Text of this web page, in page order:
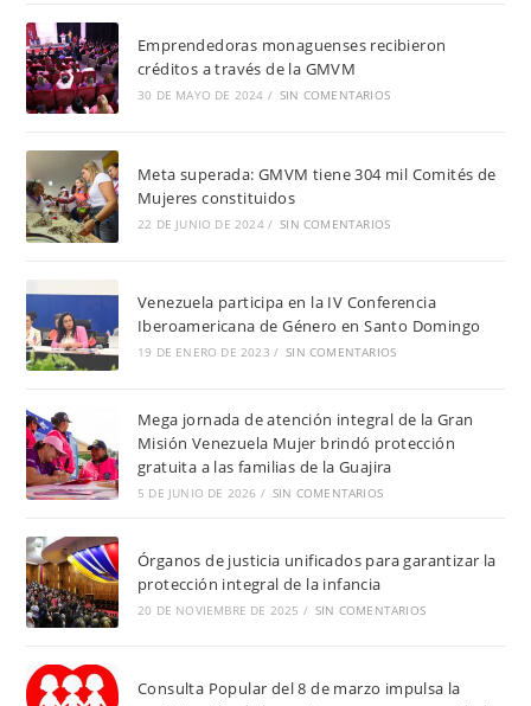
Emprendedoras monaguenses recibieron
créditos a través de la GMVM
30 DE MAYO DE 2024 / SIN COMENTARIOS
Meta superada: GMVM tiene 304 mil Comités de
Mujeres constituidos
22 DE JUNIO DE 2024 / SIN COMENTARIOS
Venezuela participa en la IV Conferencia
Iberoamericana de Género en Santo Domingo
19 DE ENERO DE 2023 / SIN COMENTARIOS
Mega jornada de atención integral de la Gran
Misión Venezuela Mujer brindó protección
gratuita a las familias de la Guajira
5 DE JUNIO DE 2026 / SIN COMENTARIOS
Órganos de justicia unificados para garantizar la
protección integral de la infancia
20 DE NOVIEMBRE DE 2025 / SIN COMENTARIOS
Consulta Popular del 8 de marzo impulsa la